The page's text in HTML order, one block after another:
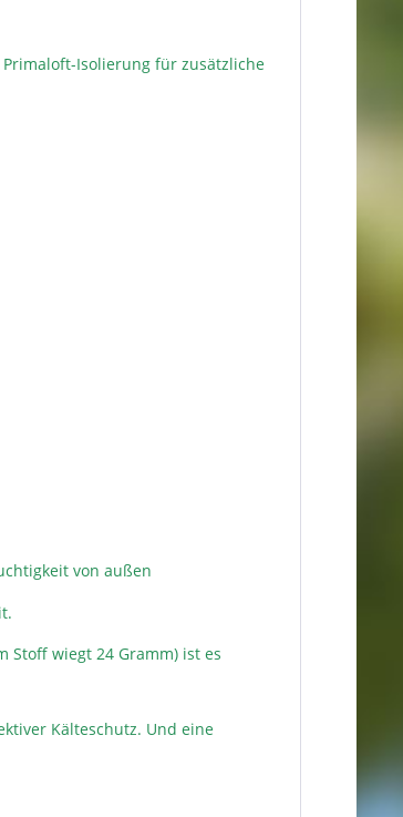
Isolierung für zusätzliche
von außen
Stoff wiegt 24 Gramm) ist es
Kälteschutz. Und eine